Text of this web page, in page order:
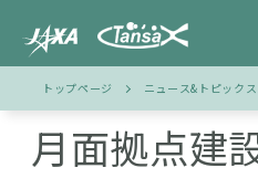
トップページ ニュース&トピックス
月面拠点建